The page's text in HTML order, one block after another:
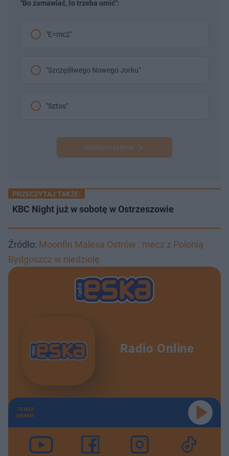
"Bo zamawiać, to trzeba umić":
"E=mc2"
"Szczęśliwego Nowego Jorku"
"Sztos"
Następne pytanie
PRZECZYTAJ TAKŻE:
KBC Night już w sobotę w Ostrzeszowie
Źródło: Moonfin Malesa Ostrów : mecz z Polonią
Bydgoszcz w niedzielę
Radio Online
TERAZ
GRAMY